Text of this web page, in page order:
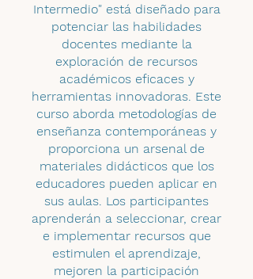
Intermedio" está diseñado para
potenciar las habilidades
docentes mediante la
exploración de recursos
académicos eficaces y
herramientas innovadoras. Este
curso aborda metodologías de
enseñanza contemporáneas y
proporciona un arsenal de
materiales didácticos que los
educadores pueden aplicar en
sus aulas. Los participantes
aprenderán a seleccionar, crear
e implementar recursos que
estimulen el aprendizaje,
mejoren la participación